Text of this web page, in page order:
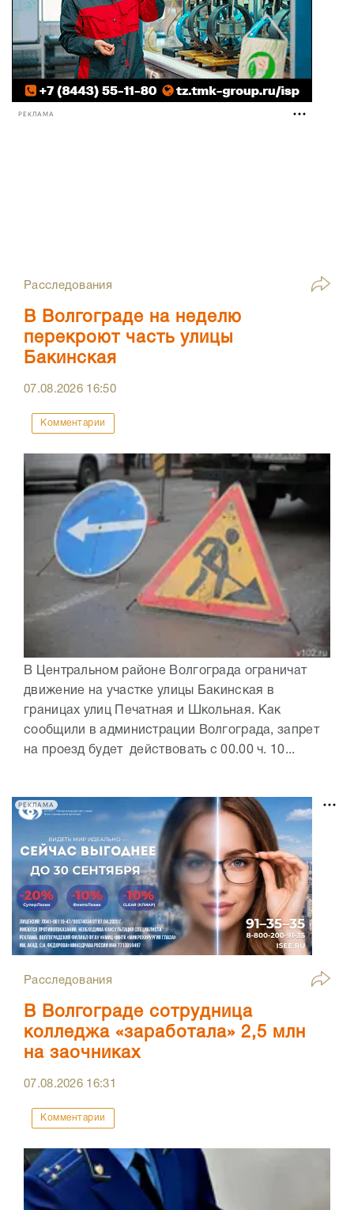
РЕКЛАМА
Расследования
В Волгограде на неделю
перекроют часть улицы
Бакинская
07.08.2026 16:50
Комментарии
В Центральном районе Волгограда ограничат
движение на участке улицы Бакинская в
границах улиц Печатная и Школьная. Как
сообщили в администрации Волгограда, запрет
на проезд будет действовать с 00.00 ч. 10...
РЕКЛАМА
Расследования
В Волгограде сотрудница
колледжа «заработала» 2,5 млн
на заочниках
07.08.2026 16:31
Комментарии